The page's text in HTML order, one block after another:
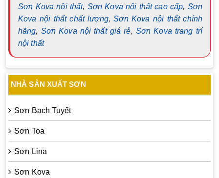
Sơn Kova nội thất, Sơn Kova nội thất cao cấp, Sơn
Kova nội thất chất lượng,Sơn Kova nội thất chính
hãng, Sơn Kova nội thất giá rẻ, Sơn Kova trang trí
nội thất
NHÀ SẢN XUẤT SƠN
Sơn Bạch Tuyết
Sơn Toa
Sơn Lina
Sơn Kova